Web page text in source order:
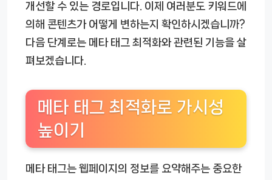
개선할 수 있는 경로입니다. 이제 여러분도 키워드에
의해 콘텐츠가 어떻게 변하는지 확인하시겠습니까?
다음 단계로는 메타 태그 최적화와 관련된 기능을 살
펴보겠습니다.
메타 태그 최적화로 가시성
높이기
메타 태그는 웹페이지의 정보를 요약해주는 중요한